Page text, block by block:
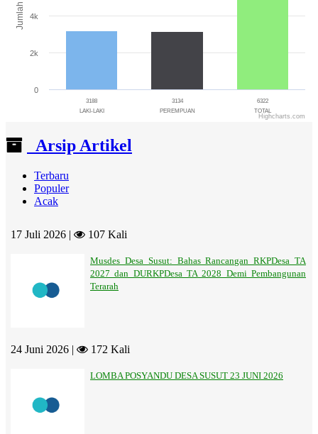
Jumlah
3188
LAKI-LAKI
3134
PEREMPUAN
6322
TOTAL
0
2k
4k
Highcharts.com
Arsip Artikel
Terbaru
Populer
Acak
17 Juli 2026 | 107 Kali
Musdes Desa Susut: Bahas Rancangan RKPDesa TA
2027 dan DURKPDesa TA 2028 Demi Pembangunan
Terarah
24 Juni 2026 | 172 Kali
LOMBA POSYANDU DESA SUSUT 23 JUNI 2026